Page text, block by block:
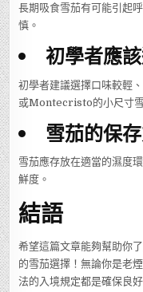
長期吸食雪茄有可能引起
慎。
初學者應
初學者建議選擇口味較輕
或Montecristo的小尺寸雪
雪茄的保
雪茄應存放在適當的濕度
鮮度。
結語
希望這篇文章能夠幫助你
的雪茄選擇！無論你是老
法的入境規定都是確保良